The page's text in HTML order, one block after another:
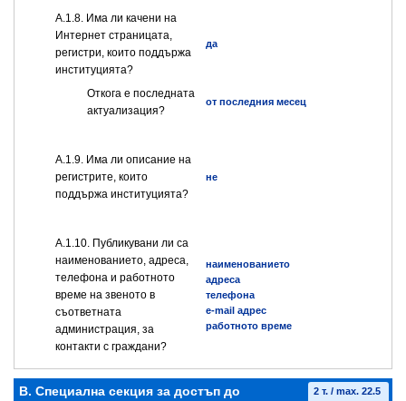
А.1.8. Има ли качени на
Интернет страницата,
регистри, които поддържа
институцията?
да
Откога е последната
актуализация?
от последния месец
А.1.9. Има ли описание на
регистрите, които
поддържа институцията?
не
А.1.10. Публикувани ли са
наименованието, адреса,
телефона и работното
време на звеното в
съответната
администрация, за
контакти с граждани?
наименованието
адреса
телефона
e-mail адрес
работното време
B. Специална секция за достъп до 2 т. / max. 22.5